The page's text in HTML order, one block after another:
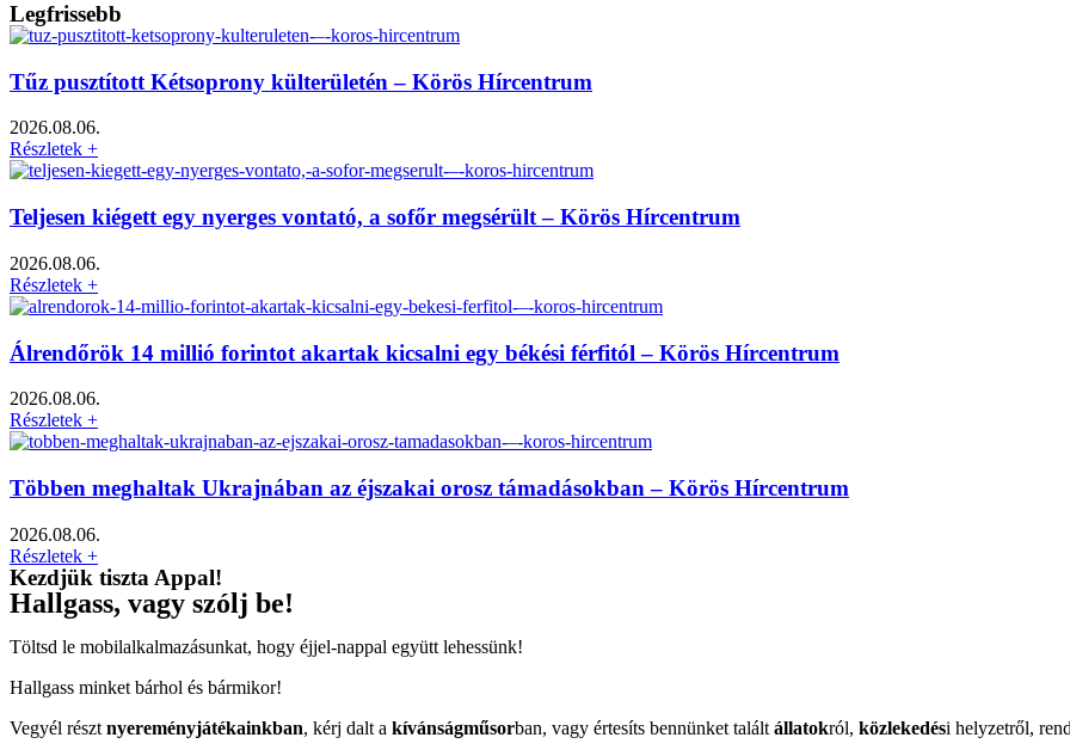
Legfrissebb
Tűz pusztított Kétsoprony külterületén – Körös Hírcentrum
2026.08.06.
Részletek +
Teljesen kiégett egy nyerges vontató, a sofőr megsérült – Körös Hírcentrum
2026.08.06.
Részletek +
Álrendőrök 14 millió forintot akartak kicsalni egy békési férfitól – Körös Hírcentrum
2026.08.06.
Részletek +
Többen meghaltak Ukrajnában az éjszakai orosz támadásokban – Körös Hírcentrum
2026.08.06.
Részletek +
Kezdjük tiszta Appal!
Hallgass, vagy szólj be!
Töltsd le mobilalkalmazásunkat, hogy éjjel-nappal együtt lehessünk!
Hallgass minket bárhol és bármikor!
Vegyél részt nyereményjátékainkban, kérj dalt a kívánságműsorban, vagy értesíts bennünket talált állatokról, közlekedési helyzetről,